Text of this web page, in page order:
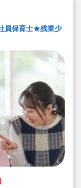
員保育士★残業少